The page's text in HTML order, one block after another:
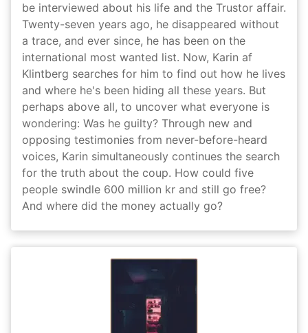
be interviewed about his life and the Trustor affair.
Twenty-seven years ago, he disappeared without
a trace, and ever since, he has been on the
international most wanted list. Now, Karin af
Klintberg searches for him to find out how he lives
and where he's been hiding all these years. But
perhaps above all, to uncover what everyone is
wondering: Was he guilty? Through new and
opposing testimonies from never-before-heard
voices, Karin simultaneously continues the search
for the truth about the coup. How could five
people swindle 600 million kr and still go free?
And where did the money actually go?